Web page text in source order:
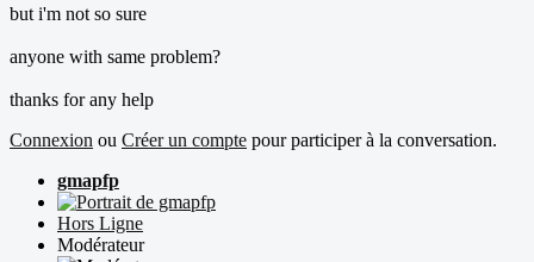
but i'm not so sure
anyone with same problem?
thanks for any help
Connexion ou Créer un compte pour participer à la conversation.
gmapfp
Hors Ligne
Modérateur